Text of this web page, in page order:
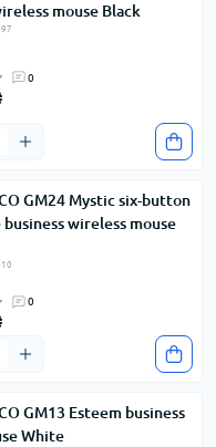
mouse Black
0
GM24 Mystic six-button
wireless mouse
0
GM13 Esteem business
White